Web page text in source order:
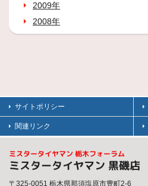
2009年
2008年
サイトポリシー
関連リンク
ミスタータイヤマン 栃木フォーラム
ミスタータイヤマン 黒磯店
〒325-0051 栃木県那須塩原市豊町2-6